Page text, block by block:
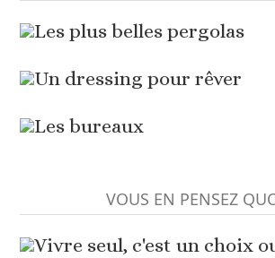
Les plus belles pergolas
Un dressing pour rêver
Les bureaux
VOUS EN PENSEZ
Vivre seul, c'est un choix